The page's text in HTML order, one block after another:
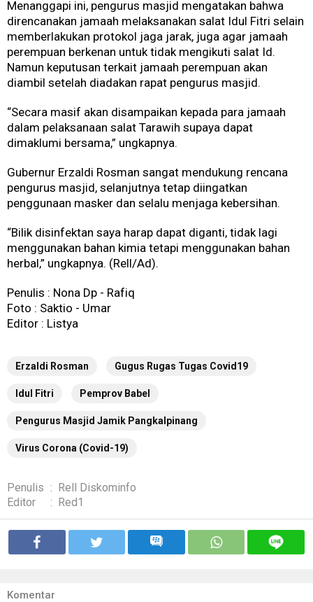
Menanggapi ini, pengurus masjid mengatakan bahwa
direncanakan jamaah melaksanakan salat Idul Fitri selain
memberlakukan protokol jaga jarak, juga agar jamaah
perempuan berkenan untuk tidak mengikuti salat Id.
Namun keputusan terkait jamaah perempuan akan
diambil setelah diadakan rapat pengurus masjid.
“Secara masif akan disampaikan kepada para jamaah
dalam pelaksanaan salat Tarawih supaya dapat
dimaklumi bersama,” ungkapnya.
Gubernur Erzaldi Rosman sangat mendukung rencana
pengurus masjid, selanjutnya tetap diingatkan
penggunaan masker dan selalu menjaga kebersihan.
“Bilik disinfektan saya harap dapat diganti, tidak lagi
menggunakan bahan kimia tetapi menggunakan bahan
herbal,” ungkapnya. (Rell/Ad).
Penulis : Nona Dp - Rafiq
Foto : Saktio - Umar
Editor : Listya
Erzaldi Rosman Gugus Rugas Tugas Covid19
Idul Fitri Pemprov Babel
Pengurus Masjid Jamik Pangkalpinang
Virus Corona (Covid-19)
Penulis : Rell Diskominfo
Editor
: Red1
Komentar